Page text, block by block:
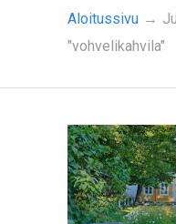
Aloitussivu →
"vohvelikahvila"